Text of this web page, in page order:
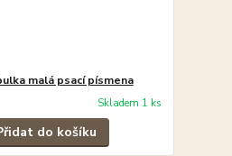
malá psací písmena
Skladem 1 ks
do košíku